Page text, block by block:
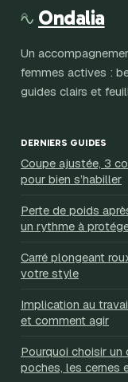
domicile
Ondalia
Un
femmes actives :
guides clairs et
DERNIERS GUIDES
Coupe ajustée, 3
pour bien s’habiller
Perte de poids
un rythme à
Carré plongeant
votre style
Implication au
et comment agir
Pourquoi choisir
poches, les cernes